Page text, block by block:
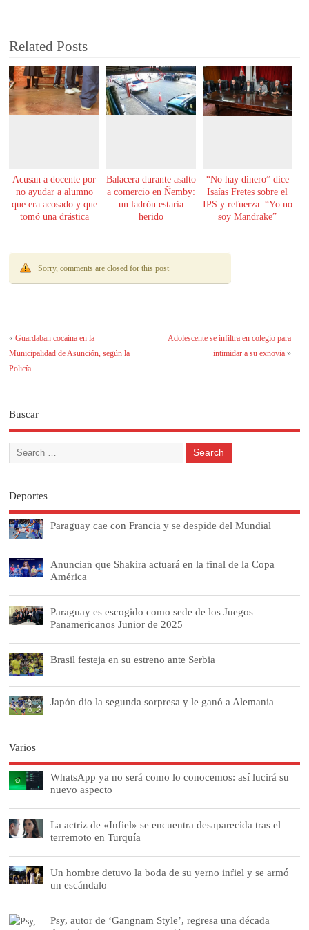
Related Posts
Acusan a docente por
no ayudar a alumno
que era acosado y que
tomó una drástica
Balacera durante asalto
a comercio en Ñemby:
un ladrón estaría
herido
“No hay dinero” dice
Isaías Fretes sobre el
IPS y refuerza: “Yo no
soy Mandrake”
Sorry, comments are closed for this post
«Guardaban cocaína en la
Municipalidad de Asunción, según la
Policía
Adolescente se infiltra en colegio para
intimidar a su exnovia»
Buscar
Deportes
Paraguay cae con Francia y se despide del Mundial
Anuncian que Shakira actuará en la final de la Copa
América
Paraguay es escogido como sede de los Juegos
Panamericanos Junior de 2025
Brasil festeja en su estreno ante Serbia
Japón dio la segunda sorpresa y le ganó a Alemania
Varios
WhatsApp ya no será como lo conocemos: así lucirá su
nuevo aspecto
La actriz de «Infiel» se encuentra desaparecida tras el
terremoto en Turquía
Un hombre detuvo la boda de su yerno infiel y se armó
un escándalo
Psy, autor de ‘Gangnam Style’, regresa una década